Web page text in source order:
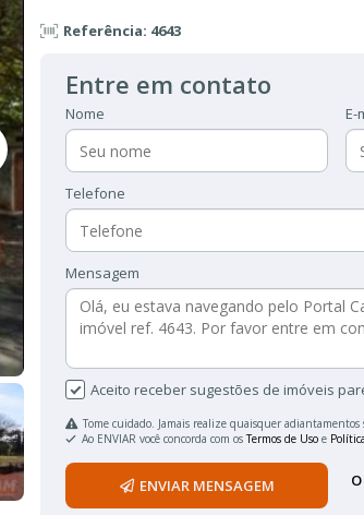
Referência: 4643
Entre em contato
Nome E-
Telefone
Mensagem
Aceito receber sugestões de imóveis
Tome cuidado. Jamais realize quaisquer
Ao ENVIAR você concorda com osTermos de Uso e
ENVIAR MENSAGEM